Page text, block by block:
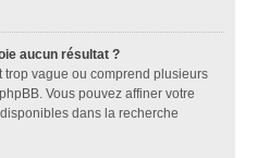
aucun résultat ?
vague ou comprend plusieurs
Vous pouvez affiner votre
dans la recherche